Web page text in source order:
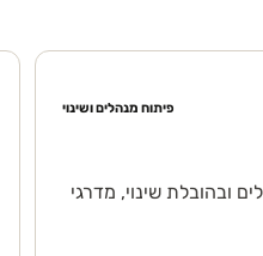
פיתוח מנהלים ושינוי
ובהובלת שינוי, מדרגי